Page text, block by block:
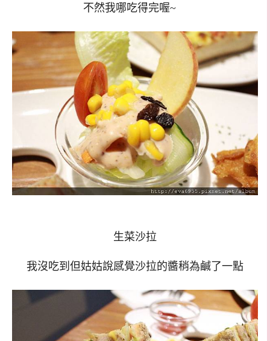
不然我哪吃得完喔~
生菜沙拉
我沒吃到但姑姑說感覺沙拉的醬稍為鹹了一點